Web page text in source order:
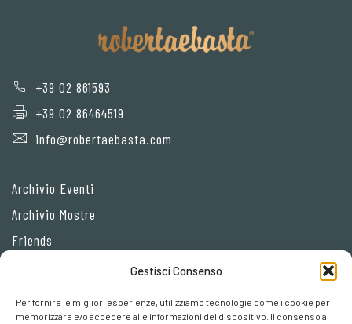
Gestisci Consenso
Per fornire le migliori esperienze, utilizziamo tecnologie come i cookie per
memorizzare e/o accedere alle informazioni del dispositivo. Il consenso a
+39 02 861593
+39 02 86464519
info@robertaebasta.com
Archivio Eventi
Archivio Mostre
Friends
Cookie policy